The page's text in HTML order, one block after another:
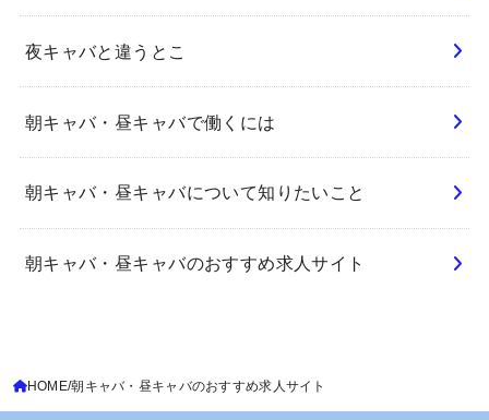
夜キャバと違うとこ
朝キャバ・昼キャバで働くには
朝キャバ・昼キャバについて知りたいこと
朝キャバ・昼キャバのおすすめ求人サイト
HOME 朝キャバ・昼キャバのおすすめ求人サイト